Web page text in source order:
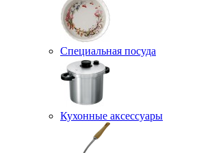
Специальная посуда
Кухонные аксессуары